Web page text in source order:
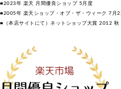
■2023年 楽天 月間優良ショップ 5月度
■2005年 楽天ショップ・オブ・ザ・ウィーク 7月2
■（本店サイトにて）ネットショップ大賞 2012 秋